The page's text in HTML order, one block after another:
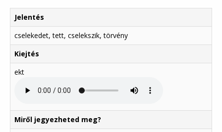
Jelentés
cselekedet, tett, cselekszik, törvény
Kiejtés
ekt
Miről jegyezheted meg?